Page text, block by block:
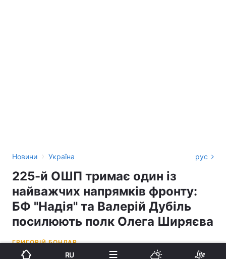
Новини › Україна рус
225-й ОШП тримає один із
найважчих напрямків фронту:
БФ "Надія" та Валерій Дубіль
посилюють полк Олега Ширяєва
ГРИГОРІЙ БОНДАР
RU